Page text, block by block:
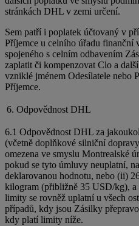
stránkách DHL v zemi určení.
Sem patří i poplatek účtovaný v
Příjemce u celního úřadu finanční
spojeného s celním odbavením
zaplatit či kompenzovat Clo a
vzniklé jménem Odesílatele nebo
Příjemce.
6. Odpovědnost DHL
6.1 Odpovědnost DHL za
(včetně doplňkové silniční
omezena ve smyslu Montrealské
pokud se tyto úmluvy neuplatní,
deklarovanou hodnotu, nebo (ii)
kilogram (přibližně 35 USD/kg),
limity se rovněž uplatní u všech
případů, kdy jsou Zásilky
kdy platí limity níže.